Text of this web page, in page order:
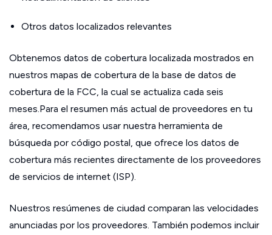
Otros datos localizados relevantes
Obtenemos datos de cobertura localizada mostrados en
nuestros mapas de cobertura de la base de datos de
cobertura de la FCC, la cual se actualiza cada seis
meses.Para el resumen más actual de proveedores en tu
área, recomendamos usar nuestra herramienta de
búsqueda por código postal, que ofrece los datos de
cobertura más recientes directamente de los proveedores
de servicios de internet (ISP).
Nuestros resúmenes de ciudad comparan las velocidades
anunciadas por los proveedores. También podemos incluir